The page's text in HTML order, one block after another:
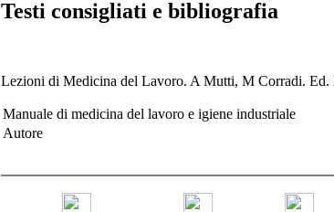
Testi consigliati e bibliografia
Lezioni di Medicina del Lavoro. A Mutti, M Corradi. Ed.
Manuale di medicina del lavoro e igiene industriale
Autore